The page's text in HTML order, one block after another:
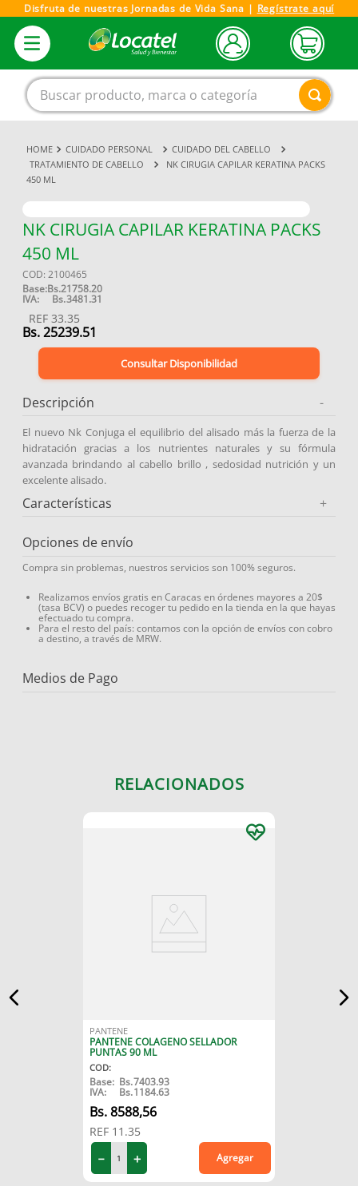
Disfruta de nuestras Jornadas de Vida Sana | Regístrate aquí
Buscar producto, marca o categoría
CUIDADO PERSONAL
CUIDADO DEL CABELLO
TRATAMIENTO DE CABELLO
NK CIRUGIA CAPILAR KERATINA PACKS
450 ML
NK CIRUGIA CAPILAR KERATINA PACKS
450 ML
COD: 2100465
Base:Bs.21758.20
IVA: Bs.3481.31
REF 33.35
Bs.25239.51
Consultar Disponibilidad
Descripción -
El nuevo Nk Conjuga el equilibrio del alisado más la fuerza de la
hidratación gracias a los nutrientes naturales y su fórmula
avanzada brindando al cabello brillo , sedosidad nutrición y un
excelente alisado.
Características +
Opciones de envío
Compra sin problemas, nuestros servicios son 100% seguros.
Realizamos envíos gratis en Caracas en órdenes mayores a 20$
(tasa BCV) o puedes recoger tu pedido en la tienda en la que hayas
efectuado tu compra.
Para el resto del país: contamos con la opción de envíos con cobro
a destino, a través de MRW.
Medios de Pago
RELACIONADOS
PANTENE
PANTENE COLAGENO SELLADOR
PUNTAS 90 ML
COD:
Base: Bs.7403.93
IVA: Bs.1184.63
8588,56
REF 11.35
＋
－ Agregar
1.
magnesio
2.
omega 3
4.
vitamina c
6.
vitamina
.
champu
miovit
protector solar
10. medias compresión